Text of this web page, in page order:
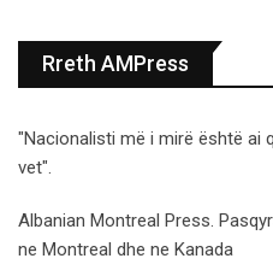
Rreth AMPress
"Nacionalisti më i mirë është ai
vet".
Albanian Montreal Press.
ne Montreal dhe ne Kanada